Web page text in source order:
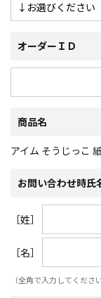
オーダーＩＤ
商品名
アイム そうじっこ
お問い合わせ時氏
［姓］
［名］
（全角で入力してください